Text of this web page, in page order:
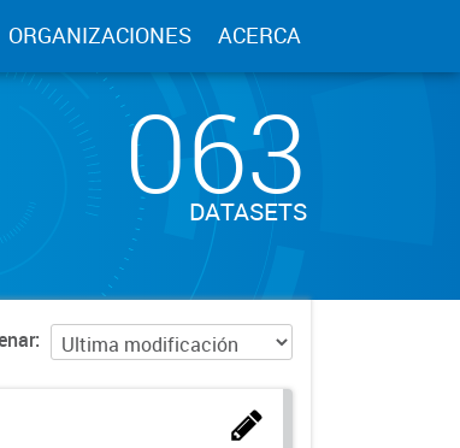
ORGANIZACIONES ACERCA
063
DATASETS